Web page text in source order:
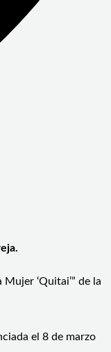
‘Quitai’” de la
el 8 de marzo